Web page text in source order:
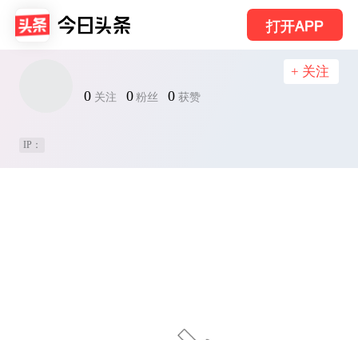
打开APP
0 关注 0 粉丝 0 获赞
+ 关注
IP：